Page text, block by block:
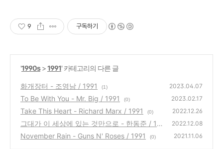
9 구독하기
'1990s>1991' 카테고리의 다른 글
화개장터 - 조영남 / 1991 (1) 2023.04.07
To Be With You - Mr. Big / 1991 (0) 2023.02.17
Take This Heart - Richard Marx / 1991 (0) 2022.12.26
그대가 이 세상에 있는 것만으로 - 한동준 / 19
91
(0)
2022.12.08
November Rain - Guns N' Roses / 1991 (0) 2021.11.06